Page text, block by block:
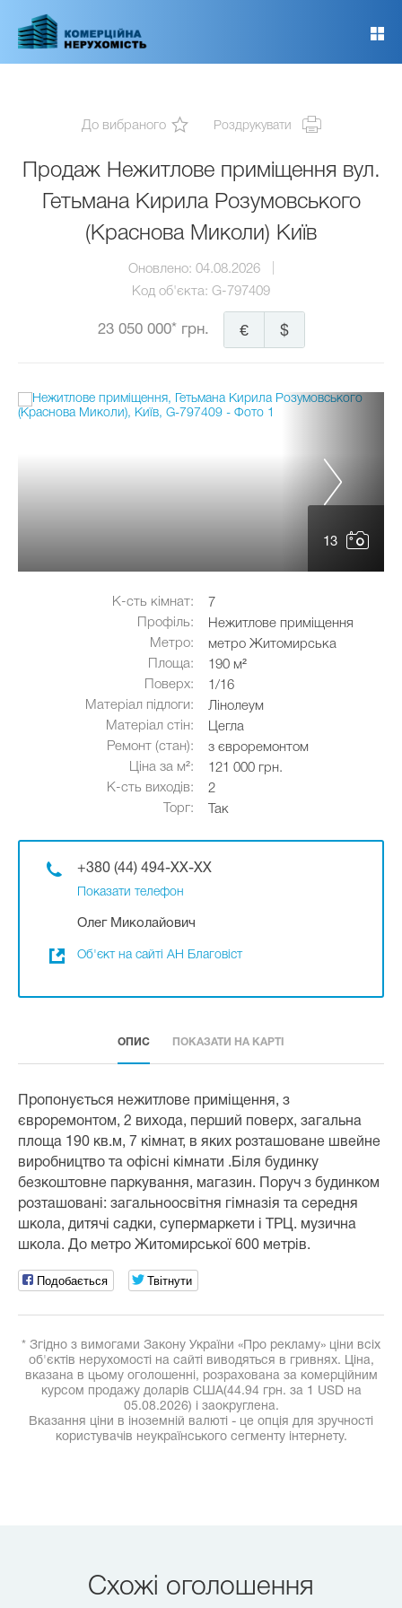
основного
До вибраного Роздрукувати
Продаж Нежитлове приміщення вул.
Гетьмана Кирила Розумовського
(Краснова Миколи) Київ
Оновлено: 04.08.2026
Код об'єкта: G-797409
23 050 000* грн. $
€
13
К-сть кімнат:
7
Профіль:
Нежитлове приміщення
Метро:
метро Житомирська
Площа:
190 м²
Поверх:
1/16
Матеріал підлоги:
Лінолеум
Матеріал стін:
Цегла
Ремонт (стан):
з євроремонтом
Ціна за м²:
121 000 грн.
К-сть виходів:
2
Торг:
Так
+380 (44) 494-XX-XX
Показати телефон
Олег Миколайович
Об'єкт на сайті АН Благовіст
ОПИС ПОКАЗАТИ НА КАРТІ
Пропонується нежитлове приміщення, з
євроремонтом, 2 вихода, перший поверх, загальна
площа 190 кв.м, 7 кімнат, в яких розташоване швейне
виробництво та офісні кімнати .Біля будинку
безкоштовне паркування, магазин. Поруч з будинком
розташовані: загальноосвітня гімназія та середня
школа, дитячі садки, супермаркети і ТРЦ. музична
школа. До метро Житомирської 600 метрів.
Подобається Твітнути
* Згідно з вимогами Закону України «Про рекламу» ціни всіх
об'єктів нерухомості на сайті виводяться в гривнях. Ціна,
вказана в цьому оголошенні, розрахована за комерційним
курсом продажу доларів США(44.94 грн. за 1 USD на
05.08.2026) і заокруглена.
Вказання ціни в іноземній валюті - це опція для зручності
користувачів неукраїнського сегменту інтернету.
Схожі оголошення